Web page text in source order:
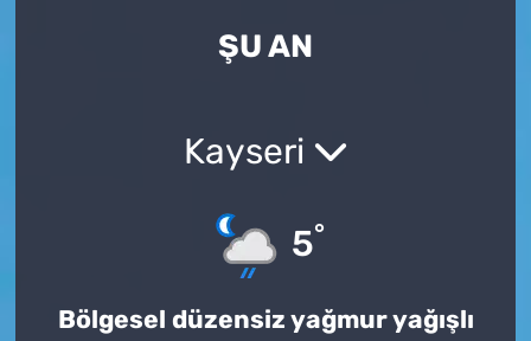
ŞU AN
Kayseri
5°
Bölgesel düzensiz yağmur yağışlı